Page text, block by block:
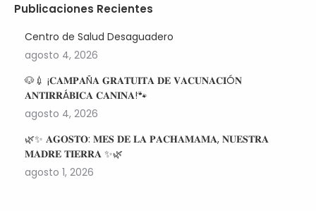
Publicaciones Recientes
Centro de Salud Desaguadero
agosto 4, 2026
🐶💉 ¡𝐂𝐀𝐌𝐏𝐀Ñ𝐀 𝐆𝐑𝐀𝐓𝐔𝐈𝐓𝐀 𝐃𝐄 𝐕𝐀𝐂𝐔𝐍𝐀𝐂𝐈Ó𝐍
𝐀𝐍𝐓𝐈𝐑𝐑Á𝐁𝐈𝐂𝐀 𝐂𝐀𝐍𝐈𝐍𝐀!🐾
agosto 4, 2026
🌿✨ 𝐀𝐆𝐎𝐒𝐓𝐎: 𝐌𝐄𝐒 𝐃𝐄 𝐋𝐀 𝐏𝐀𝐂𝐇𝐀𝐌𝐀𝐌𝐀, 𝐍𝐔𝐄𝐒𝐓𝐑𝐀
𝐌𝐀𝐃𝐑𝐄 𝐓𝐈𝐄𝐑𝐑𝐀 ✨🌿
agosto 1, 2026